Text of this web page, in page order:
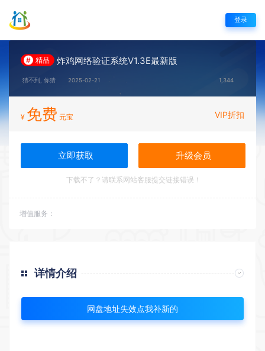
登录
# 精品 炸鸡网络验证系统V1.3E最新版
猜不到, 你猜 2025-02-21 1,344
¥ 免费 元宝 VIP折扣
立即获取 升级会员
下载不了？请联系网站客服提交链接错误！
增值服务：
详情介绍
网盘地址失效点我补新的